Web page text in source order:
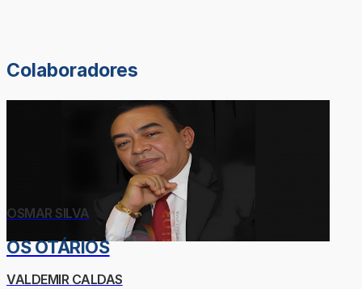
Colaboradores
OSMAR SILVA
OS OTÁRIOS
VALDEMIR CALDAS